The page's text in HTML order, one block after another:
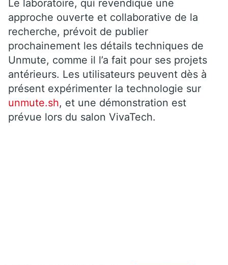
Le laboratoire, qui revendique une
approche ouverte et collaborative de la
recherche, prévoit de publier
prochainement les détails techniques de
Unmute, comme il l’a fait pour ses projets
antérieurs. Les utilisateurs peuvent dès à
présent expérimenter la technologie sur
unmute.sh, et une démonstration est
prévue lors du salon VivaTech.